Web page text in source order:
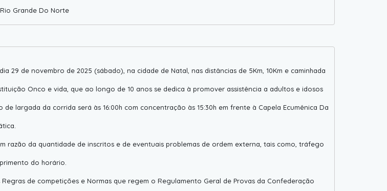
Rio Grande Do Norte
29 de novembro de 2025 (sábado), na cidade de Natal, nas distâncias de 5Km, 10Km e caminhada
Onco e vida, que ao longo de 10 anos se dedica à promover assistência a adultos e idosos
largada da corrida será às 16:00h com concentração às 15:30h em frente à Capela Ecumênica Da
razão da quantidade de inscritos e de eventuais problemas de ordem externa, tais como, tráfego
do horário.
de competições e Normas que regem o Regulamento Geral de Provas da Confederação